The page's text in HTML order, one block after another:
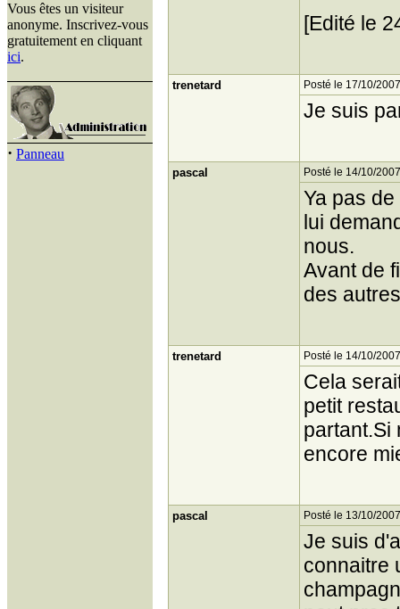
Vous êtes un visiteur
anonyme. Inscrivez-vous
gratuitement en cliquant
ici.
· Panneau
[Edité le
trenetard Posté le 17/10/
Je suis
pascal Posté le 14/10/
Ya pas
lui
nous.
Avant de
des
trenetard Posté le 14/10/
Cela
petit
partant.Si
encore
pascal Posté le 13/10/
Je suis
connaitre